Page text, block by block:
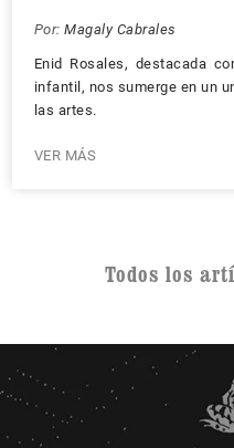
Por: Magaly Cabrales
Enid Rosales, destacada
infantil, nos sumerge en un
las artes.
VER MÁS
Todos los